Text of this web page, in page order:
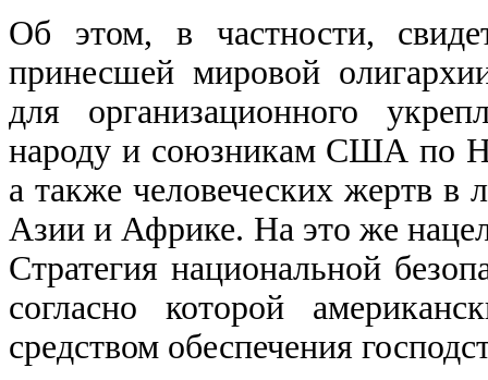
Об этом, в частности,
принесшей мировой
для организационного
народу и союзникам США по
а также человеческих жертв
Азии и Африке. На это же
Стратегия национальной
согласно которой
средством обеспечения